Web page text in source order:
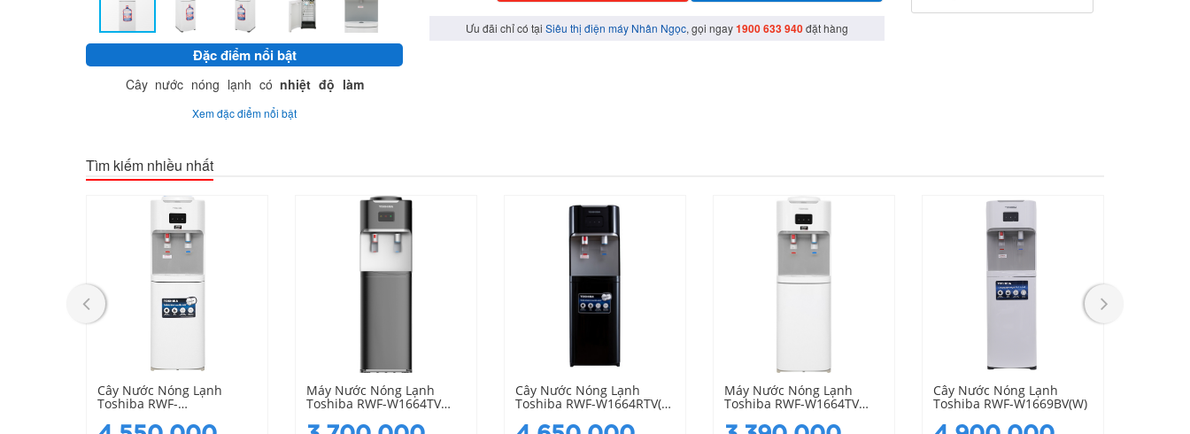
Đặc điểm nổi bật
Cây nước nóng lạnh có nhiệt độ làm
.
2.5 lít/giờ.
Có 3 chế độ nước nóng, nước bình
nước của mọi người.
Thiết kếkhóa chức năng làm nước
nóng,chế độ bảo vệ nhiệt kép tăng độ
bền cho cây nước và sự an toàn cho
người dùng.
Đến từ thương hiệu nổi tiếng Nhật Bản
- Toshiba, sản xuất tại Trung Quốc.
Xem đặc điểm nổi bật
Ưu đãi chỉ có tạiSiêu thị điện máy Nhân Ngọc, gọi ngay1900 633 940đặt hàng
Tìm kiếm nhiều nhất
Cây Nước Nóng Lạnh
Toshiba RWF-
Làm Mát
Máy Nước Nóng Lạnh
Toshiba RWF-W1664TV
Cây Nước Nóng Lạnh
Toshiba RWF-W1664RTV(K)
Máy Nước Nóng Lạnh
Toshiba RWF-W1664TV
Cây Nước Nóng Lạnh
Toshiba RWF-W1669BV(W)